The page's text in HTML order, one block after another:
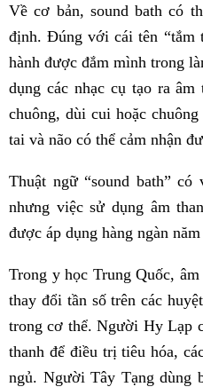
Về cơ bản, sound bath có
định. Đúng với cái tên “tắm
hành được đắm mình trong
dụng các nhạc cụ tạo ra âm
chuông, dùi cui hoặc
tai và não có thể cảm nhận
Thuật ngữ “sound bath”
nhưng việc sử dụng âm
được áp dụng hàng ngàn
Trong y học Trung Quốc,
thay đổi tần số trên các
trong cơ thể. Người Hy Lạp
thanh để điều trị tiêu hóa,
ngủ. Người Tây Tạng dùng